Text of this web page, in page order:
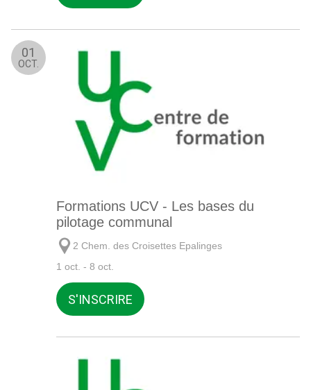
01
OCT.
Formations UCV - Les bases du
pilotage communal
2 Chem. des Croisettes Epalinges
1 oct. - 8 oct.
S'INSCRIRE